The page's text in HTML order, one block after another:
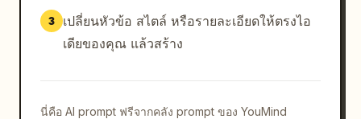
3
เปลี่ยนหัวข้อ สไตล์ หรือรายละเอียดให้ตรงไอ
เดียของคุณ แล้วสร้าง
นี่คือ AI prompt ฟรีจากคลัง prompt ของ YouMind